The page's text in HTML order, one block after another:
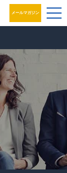
メールマガジン